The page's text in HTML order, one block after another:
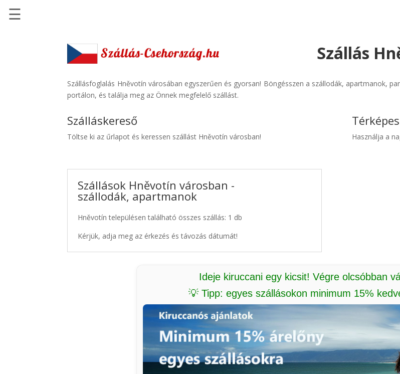
Szállásinfo.eu
Repülőjegy
pénzvisszatérítéssel
Autóbérlés
☰
Szállás
Szállásfoglalás Hněvotín városában egyszerűen és gyorsan! Böngésszen a szállodák, apartmanok,
portálon, és találja meg az Önnek megfelelő szállást.
Szálláskereső
Töltse ki az űrlapot és keressen szállást Hněvotín városban!
Szállások Hněvotín városban -
szállodák, apartmanok
Hněvotín településen található összes szállás: 1 db
Kérjük, adja meg az érkezés és távozás dátumát!
Használja a
Ideje kiruccani egy kicsit! Végre olcsóbban
💡 Tipp: egyes szállásokon minimum 15%